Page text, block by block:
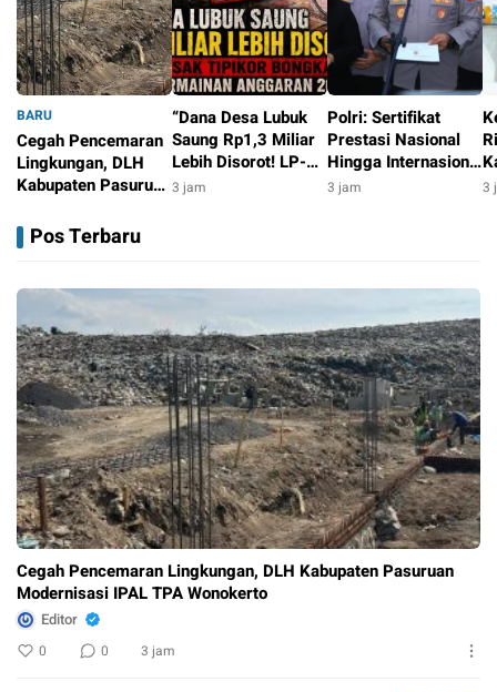
BARU
Cegah Pencemaran
Lingkungan, DLH
Kabupaten Pasuruan
TPA Wonokerto
“Dana Desa Lubuk
Saung Rp1,3 Miliar
Lebih Disorot! LP-
KPK Desak Tipikor
3 jam
Polri: Sertifikat
Prestasi Nasional
Hingga Internasional
Tetap Ikuti Tahapan
3 jam 3
Pos Terbaru
Cegah Pencemaran Lingkungan, DLH Kabupaten Pasuruan
Modernisasi IPAL TPA Wonokerto
Editor
0 0 3 jam